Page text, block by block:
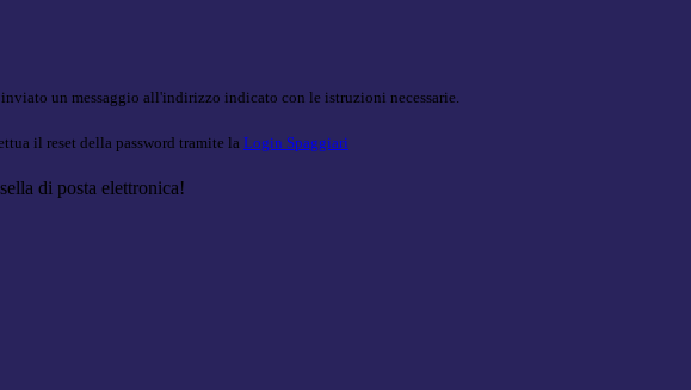
inviato un messaggio all'indirizzo indicato con le istruzioni necessarie.
il reset della password tramite la Login Spaggiari
di posta elettronica!